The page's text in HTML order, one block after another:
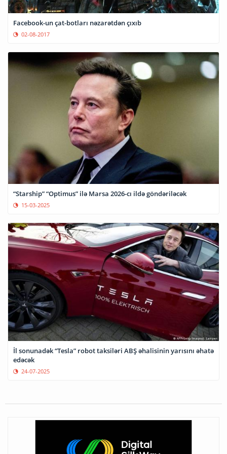
Facebook-un çat-botları nəzarətdən çıxıb
02-08-2017
“Starship” “Optimus” ilə Marsa 2026-cı ildə göndəriləcək
15-03-2025
İl sonunadək “Tesla” robot taksiləri ABŞ əhalisinin yarısını əhatə
edəcək
24-07-2025